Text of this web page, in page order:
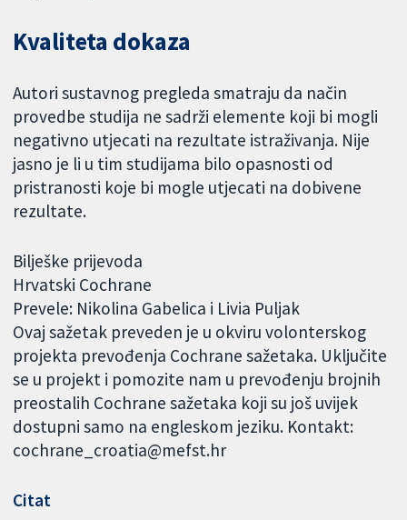
Kvaliteta dokaza
Autori sustavnog pregleda smatraju da način
provedbe studija ne sadrži elemente koji bi mogli
negativno utjecati na rezultate istraživanja. Nije
jasno je li u tim studijama bilo opasnosti od
pristranosti koje bi mogle utjecati na dobivene
rezultate.
Bilješke prijevoda
Hrvatski Cochrane
Prevele: Nikolina Gabelica i Livia Puljak
Ovaj sažetak preveden je u okviru volonterskog
projekta prevođenja Cochrane sažetaka. Uključite
se u projekt i pomozite nam u prevođenju brojnih
preostalih Cochrane sažetaka koji su još uvijek
dostupni samo na engleskom jeziku. Kontakt:
cochrane_croatia@mefst.hr
Citat